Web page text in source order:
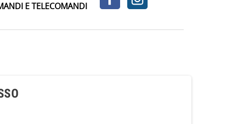
E TELECOMANDI